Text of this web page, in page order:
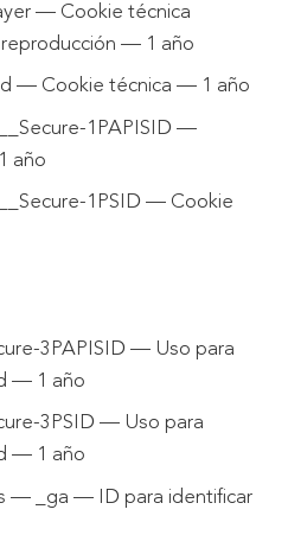
— Cookie técnica
— 1 año
— Cookie técnica — 1 año
1PAPISID —
año
1PSID — Cookie
3PAPISID — Uso para
— 1 año
3PSID — Uso para
— 1 año
— _ga — ID para identificar